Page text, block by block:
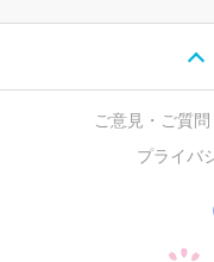
ご意見・ご質問
プライバ